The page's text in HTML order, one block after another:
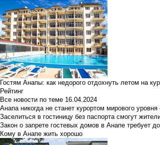
Гостям Анапы: как недорого отдохнуть летом на
Рейтинг
Все новости по теме 16.04.2024
Анапа никогда не станет курортом мирового
Заселиться в гостиницу без паспорта смогут
Закон о запрете гостевых домов в Анапе требует
Кому в Анапе жить хорошо